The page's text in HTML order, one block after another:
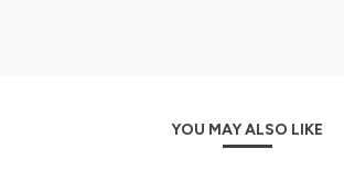
YOU MAY ALSO LIKE